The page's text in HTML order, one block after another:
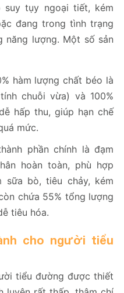
tụy ngoại tiết, kém
đang trong tình trạng
năng lượng. Một số sản
hàm lượng chất béo là
chuỗi vừa) và 100%
hấp thu, giúp hạn chế
mức.
phần chính là đạm
hoàn toàn, phù hợp
bò, tiêu chảy, kém
chứa 55% tổng lượng
tiêu hóa.
cho người tiểu
tiểu đường được thiết